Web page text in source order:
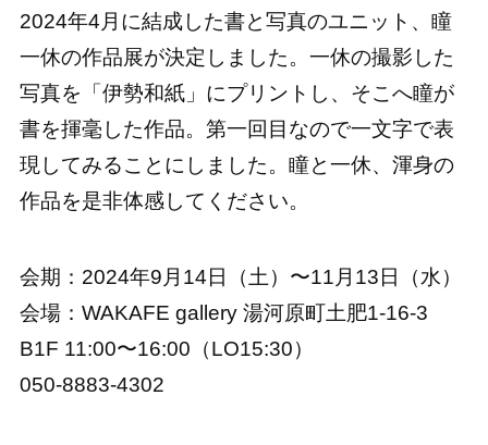
2024年4月に結成した書と写真のユニット、瞳
一休の作品展が決定しました。一休の撮影した
写真を「伊勢和紙」にプリントし、そこへ瞳が
書を揮毫した作品。第一回目なので一文字で表
現してみることにしました。瞳と一休、渾身の
作品を是非体感してください。
会期：2024年9月14日（土）〜11月13日（水）
会場：WAKAFE gallery 湯河原町土肥1-16-3
B1F 11:00〜16:00（LO15:30）
050-8883-4302